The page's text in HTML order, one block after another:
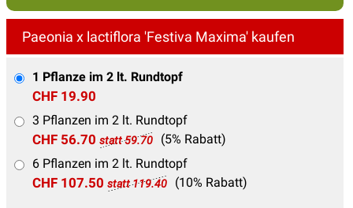
Paeonia x lactiflora 'Festiva Maxima' kaufen
1 Pflanze im 2 lt. Rundtopf
CHF 19.90
3 Pflanzen im 2 lt. Rundtopf
CHF 56.70 statt 59.70
(5% Rabatt)
6 Pflanzen im 2 lt. Rundtopf
CHF 107.50 statt 119.40 (10% Rabatt)